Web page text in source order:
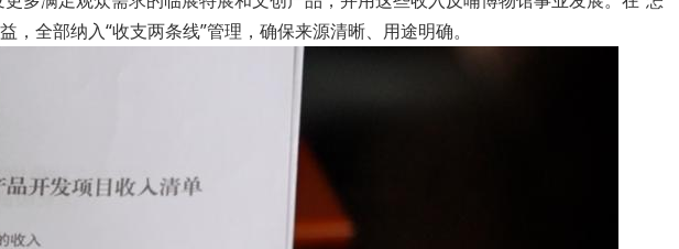
全部纳入“收支两条线”管理，确保来源清晰、用途明确。